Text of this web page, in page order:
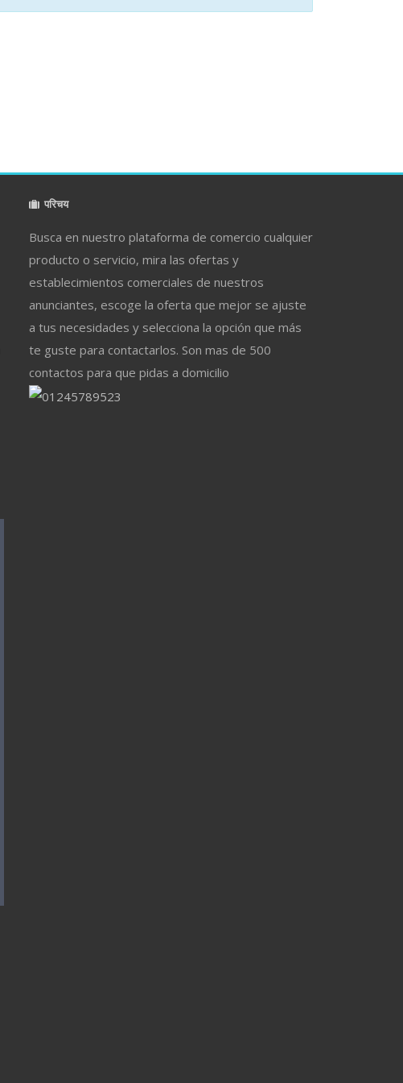
परिचय
Busca en nuestro plataforma de comercio cualquier
producto o servicio, mira las ofertas y
establecimientos comerciales de nuestros
anunciantes, escoge la oferta que mejor se ajuste
a tus necesidades y selecciona la opción que más
te guste para contactarlos. Son mas de 500
contactos para que pidas a domicilio